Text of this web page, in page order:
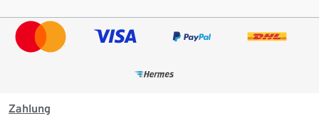
Zahlung